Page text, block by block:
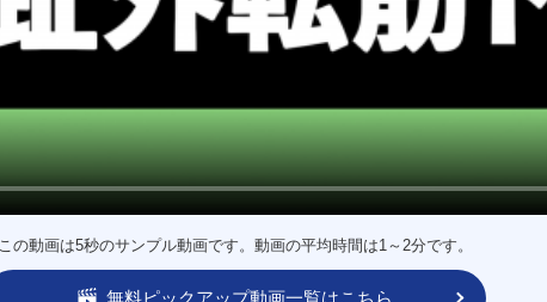
この動画は5秒のサンプル動画です。動画の平均時間は1～2分です。
無料ピックアップ動画一覧はこちら